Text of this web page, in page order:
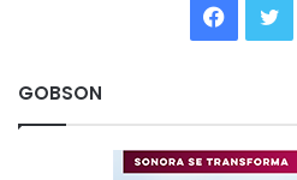
GOBSON